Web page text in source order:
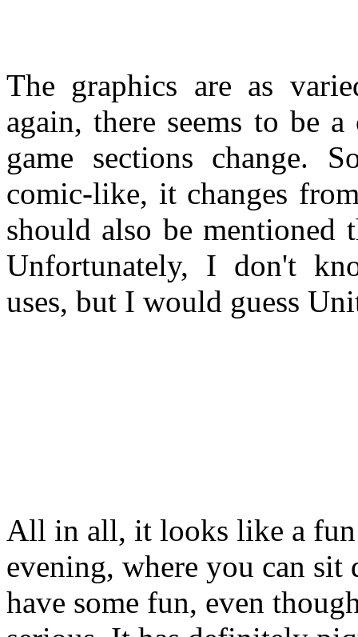
The graphics are as
again, there seems to be
game sections change.
comic-like, it changes
should also be mentioned
Unfortunately, I don't
uses, but I would guess
All in all, it looks like a
evening, where you can sit
have some fun, even